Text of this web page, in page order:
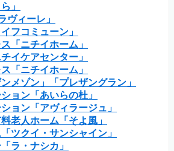
」
ヴィーレ」
フコミューン」
「ニチイホーム」
イケアセンター」
「ニチイホーム」
メゾン」「プレザングラン」
ョン「あいらの杜」
ョン「アヴィラージュ」
老人ホーム「そよ風」
ツクイ・サンシャイン」
ラ・ナシカ」